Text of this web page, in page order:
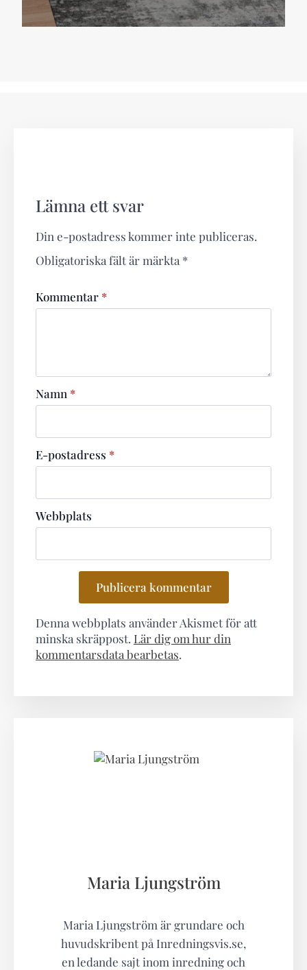
Lämna ett svar
Din e-postadress kommer inte publiceras.
Obligatoriska fält är märkta *
Kommentar *
Namn *
E-postadress *
Webbplats
Denna webbplats använder Akismet för att
minska skräppost. Lär dig om hur din
kommentarsdata bearbetas.
Maria Ljungström
Maria Ljungström är grundare och
huvudskribent på Inredningsvis.se,
en ledande sajt inom inredning och